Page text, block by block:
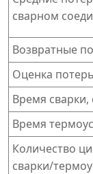
сварном
Возвратные
Оценка потерь
Время сварки,
Время
Количество
сварки/